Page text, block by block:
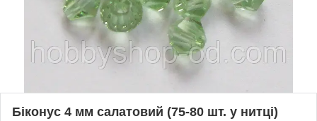
Біконус 4 мм салатовий (75-80 шт. у нитці)